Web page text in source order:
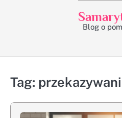
Blog o
Tag: